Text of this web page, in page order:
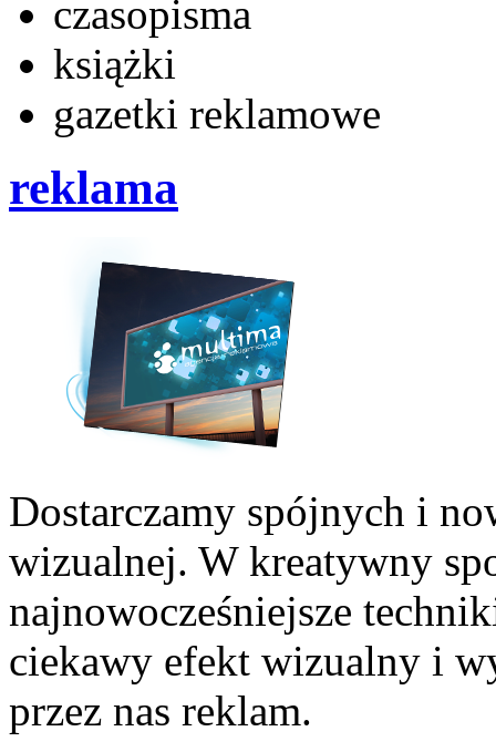
czasopisma
książki
gazetki reklamowe
reklama
Dostarczamy spójnych i
wizualnej. W kreatywny
najnowocześniejsze
ciekawy efekt wizualny i
przez nas reklam.